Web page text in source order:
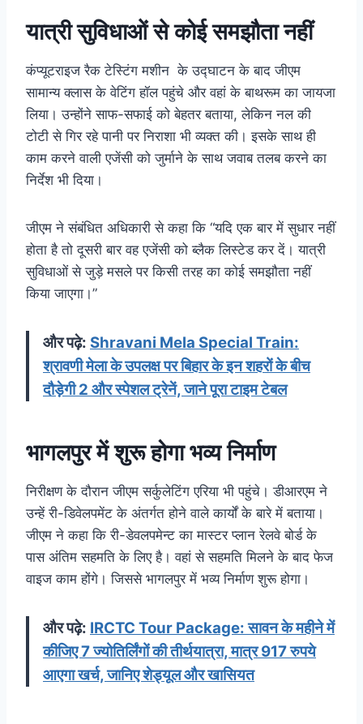
यात्री सुविधाओं से कोई समझौता नहीं
कंप्यूटराइज रैक टेस्टिंग मशीन के उद्घाटन के बाद जीएम
सामान्य क्लास के वेटिंग हॉल पहुंचे और वहां के बाथरूम का जायजा
लिया। उन्होंने साफ-सफाई को बेहतर बताया, लेकिन नल की
टोटी से गिर रहे पानी पर निराशा भी व्यक्त की। इसके साथ ही
काम करने वाली एजेंसी को जुर्माने के साथ जवाब तलब करने का
निर्देश भी दिया।
जीएम ने संबंधित अधिकारी से कहा कि “यदि एक बार में सुधार नहीं
होता है तो दूसरी बार वह एजेंसी को ब्लैक लिस्टेड कर दें। यात्री
सुविधाओं से जुड़े मसले पर किसी तरह का कोई समझौता नहीं
किया जाएगा।”
और पढ़े: Shravani Mela Special Train:
श्रावणी मेला के उपलक्ष पर बिहार के इन शहरों के बीच
दौड़ेगी 2 और स्पेशल ट्रेनें, जाने पूरा टाइम टेबल
भागलपुर में शुरू होगा भव्य निर्माण
निरीक्षण के दौरान जीएम सर्कुलेटिंग एरिया भी पहुंचे। डीआरएम ने
उन्हें री-डिवेलपमेंट के अंतर्गत होने वाले कार्यों के बारे में बताया।
जीएम ने कहा कि री-डेवलपमेन्ट का मास्टर प्लान रेलवे बोर्ड के
पास अंतिम सहमति के लिए है। वहां से सहमति मिलने के बाद फेज
वाइज काम होंगे। जिससे भागलपुर में भव्य निर्माण शुरू होगा।
और पढ़े: IRCTC Tour Package: सावन के महीने में
कीजिए 7 ज्योतिर्लिंगों की तीर्थयात्रा, मात्र 917 रुपये
आएगा खर्च, जानिए शेड्यूल और खासियत